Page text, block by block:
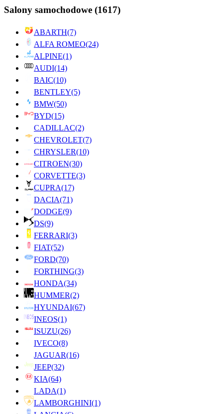
Salony samochodowe (1617)
ABARTH(7)
ALFA ROMEO(24)
ALPINE(1)
AUDI(14)
BAIC(10)
BENTLEY(5)
BMW(50)
BYD(15)
CADILLAC(2)
CHEVROLET(7)
CHRYSLER(10)
CITROEN(30)
CORVETTE(3)
CUPRA(17)
DACIA(71)
DODGE(9)
DS(9)
FERRARI(3)
FIAT(52)
FORD(70)
FORTHING(3)
HONDA(34)
HUMMER(2)
HYUNDAI(67)
INEOS(1)
ISUZU(26)
IVECO(8)
JAGUAR(16)
JEEP(32)
KIA(64)
LADA(1)
LAMBORGHINI(1)